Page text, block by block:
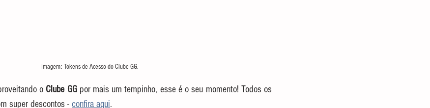
Imagem: Tokens de Acesso do Clube GG.
o Clube GG
super descontos - confira aqui.